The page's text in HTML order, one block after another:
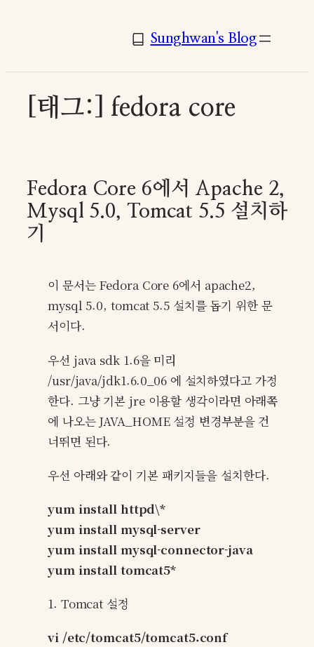
로
Sunghwan's Blog
[태그:] fedora core
Fedora Core 6에서 Apache 2,
Mysql 5.0, Tomcat 5.5 설치하
기
이 문서는 Fedora Core 6에서 apache2,
mysql 5.0, tomcat 5.5 설치를 돕기 위한 문
서이다.
우선 java sdk 1.6을 미리
/usr/java/jdk1.6.0_06 에 설치하였다고 가정
한다. 그냥 기본 jre 이용할 생각이라면 아래쪽
에 나오는 JAVA_HOME 설정 변경부분을 건
너뛰면 된다.
우선 아래와 같이 기본 패키지들을 설치한다.
yum install httpd\*
yum install mysql-server
yum install mysql-connector-java
yum install tomcat5*
1. Tomcat 설정
vi /etc/tomcat5/tomcat5.conf